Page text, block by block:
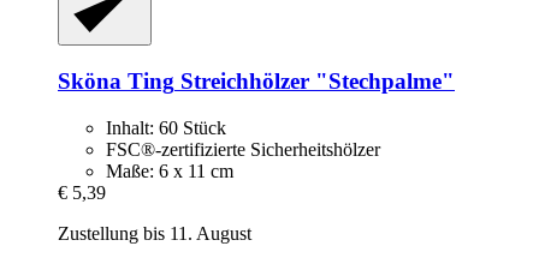
Sköna Ting Streichhölzer "Stechpalme"
Inhalt: 60 Stück
FSC®-zertifizierte Sicherheitshölzer
Maße: 6 x 11 cm
€ 5,39
Zustellung bis 11. August